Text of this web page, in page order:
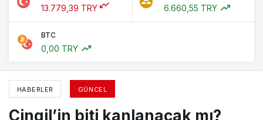
13.779,39 TRY 6.660,55 TRY
BTC
0,00 TRY
HABERLER GÜNCEL
Cingil’in biti kanlanacak mı?